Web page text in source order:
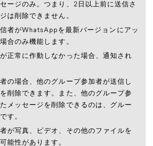
ージのみ。つまり、2日以上前に送信さ
は削除できません。
者がWhatsAppを最新バージョンにアッ
合のみ機能します。
正常に作動しなかった場合、通知され
の場合、他のグループ参加者が送信し
削除できます。また、他のグループ参
メッセージを削除できるのは、グルー
す。
が写真、ビデオ、その他のファイルを
能性があります。